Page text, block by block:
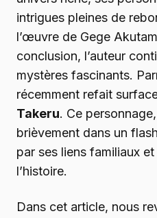
intrigues pleines de
l’œuvre de Gege
conclusion, l’auteur
mystères fascinants.
récemment refait
Takeru. Ce
brièvement dans un
par ses liens familiaux
l’histoire.
Dans cet article, nous